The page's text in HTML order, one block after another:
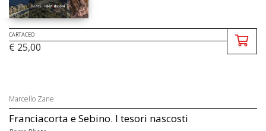
CARTACEO
€ 25,00
Marcello Zane
Franciacorta e Sebino. I tesori nascosti